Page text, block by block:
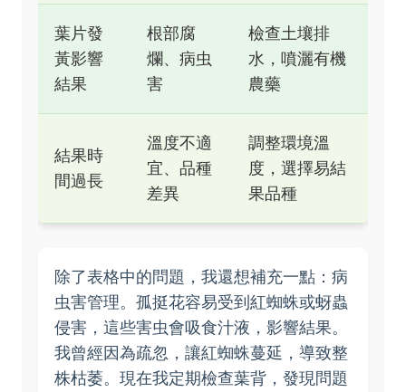
葉片發
黃影響
結果
根部腐
爛、病虫
害
檢查土壤排
水，噴灑有機
農藥
結果時
間過長
溫度不適
宜、品種
差異
調整環境溫
度，選擇易結
果品種
除了表格中的問題，我還想補充一點：病
虫害管理。孤挺花容易受到紅蜘蛛或蚜蟲
侵害，這些害虫會吸食汁液，影響結果。
我曾經因為疏忽，讓紅蜘蛛蔓延，導致整
株枯萎。現在我定期檢查葉背，發現問題